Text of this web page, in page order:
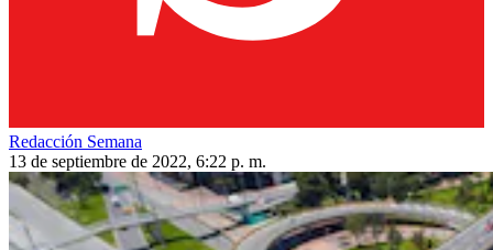
Redacción Semana
13 de septiembre de 2022, 6:22 p. m.